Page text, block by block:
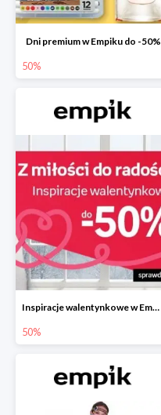
Dni premium w Empiku do -50%
50%
Inspiracje walentynkowe w Empiku do -50%
50%